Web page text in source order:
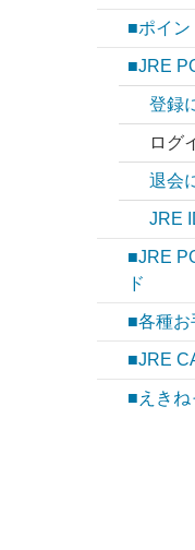
■ポイン
■JRE
登録
ログ
退会
JRE
■JRE
ド
■各種お
■JRE
■えきね